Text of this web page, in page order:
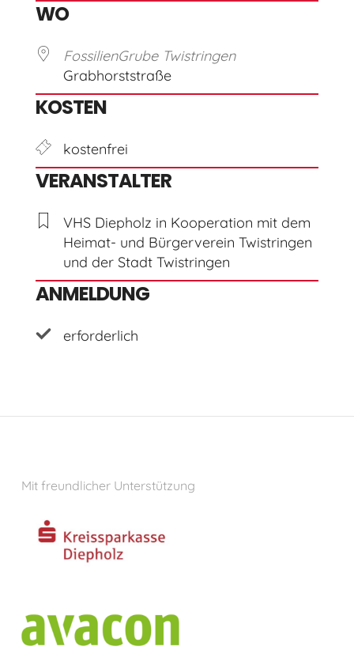
WO
FossilienGrube Twistringen
Grabhorststraße
KOSTEN
kostenfrei
VERANSTALTER
VHS Diepholz in Kooperation mit dem
Heimat- und Bürgerverein Twistringen
und der Stadt Twistringen
ANMELDUNG
erforderlich
Mit freundlicher Unterstützung